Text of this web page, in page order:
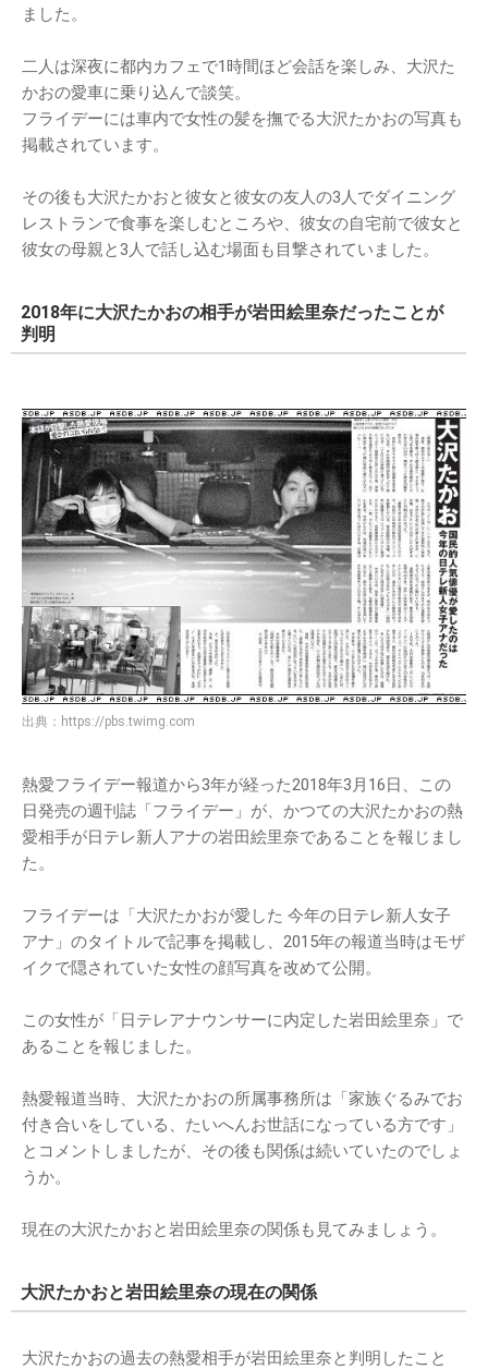
ました。
二人は深夜に都内カフェで1時間ほど会話を楽しみ、大沢た
かおの愛車に乗り込んで談笑。
フライデーには車内で女性の髪を撫でる大沢たかおの写真も
掲載されています。
その後も大沢たかおと彼女と彼女の友人の3人でダイニング
レストランで食事を楽しむところや、彼女の自宅前で彼女と
彼女の母親と3人で話し込む場面も目撃されていました。
2018年に大沢たかおの相手が岩田絵里奈だったことが
判明
出典： https://pbs.twimg.com
熱愛フライデー報道から3年が経った2018年3月16日、この
日発売の週刊誌「フライデー」が、かつての大沢たかおの熱
愛相手が日テレ新人アナの岩田絵里奈であることを報じまし
た。
フライデーは「大沢たかおが愛した 今年の日テレ新人女子
アナ」のタイトルで記事を掲載し、2015年の報道当時はモザ
イクで隠されていた女性の顔写真を改めて公開。
この女性が「日テレアナウンサーに内定した岩田絵里奈」で
あることを報じました。
熱愛報道当時、大沢たかおの所属事務所は「家族ぐるみでお
付き合いをしている、たいへんお世話になっている方です」
とコメントしましたが、その後も関係は続いていたのでしょ
うか。
現在の大沢たかおと岩田絵里奈の関係も見てみましょう。
大沢たかおと岩田絵里奈の現在の関係
大沢たかおの過去の熱愛相手が岩田絵里奈と判明したこと